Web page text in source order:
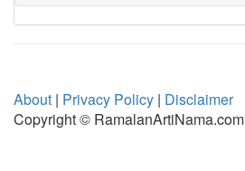
About | Privacy Policy | Disclaimer
Copyright © RamalanArtiNama.com